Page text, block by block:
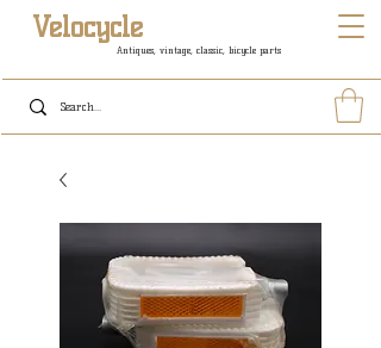
Antiques, vintage, classic, bicycle parts
Velocycle